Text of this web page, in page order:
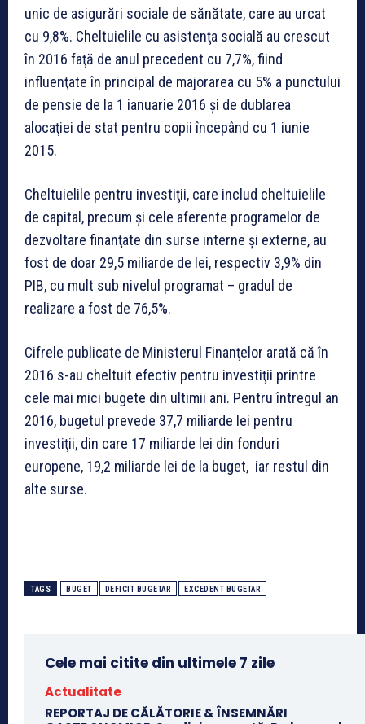
unic de asigurări sociale de sănătate, care au urcat
cu 9,8%. Cheltuielile cu asistenţa socială au crescut
în 2016 faţă de anul precedent cu 7,7%, fiind
influenţate în principal de majorarea cu 5% a punctului
de pensie de la 1 ianuarie 2016 şi de dublarea
alocaţiei de stat pentru copii începând cu 1 iunie
2015.
Cheltuielile pentru investiţii, care includ cheltuielile
de capital, precum şi cele aferente programelor de
dezvoltare finanţate din surse interne şi externe, au
fost de doar 29,5 miliarde de lei, respectiv 3,9% din
PIB, cu mult sub nivelul programat – gradul de
realizare a fost de 76,5%.
Cifrele publicate de Ministerul Finanţelor arată că în
2016 s-au cheltuit efectiv pentru investiţii printre
cele mai mici bugete din ultimii ani. Pentru întregul an
2016, bugetul prevede 37,7 miliarde lei pentru
investiţii, din care 17 miliarde lei din fonduri
europene, 19,2 miliarde lei de la buget, iar restul din
alte surse.
TAGS BUGET DEFICIT BUGETAR EXCEDENT BUGETAR
Cele mai citite din ultimele 7 zile
Actualitate
REPORTAJ DE CĂLĂTORIE & ÎNSEMNĂRI